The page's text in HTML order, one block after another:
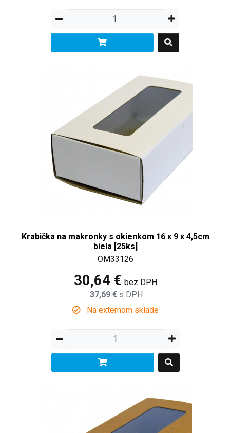
Krabička na makronky s okienkom 16 x 9 x 4,5cm
biela [25ks]
OM33126
30,64 € bez DPH
37,69 € s DPH
Na externom sklade